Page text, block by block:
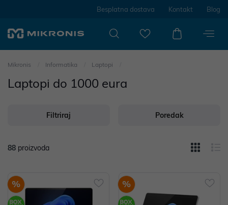
Besplatna dostava Kontakt Blog
Mikronis Informatika Laptopi
Laptopi do 1000 eura
Filtriraj Poredak
88 proizvoda
% %